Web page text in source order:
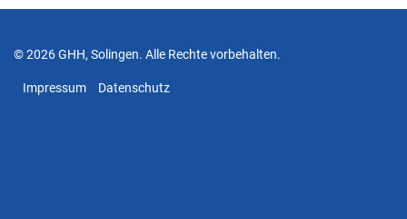
© 2026 GHH, Solingen. Alle Rechte vorbehalten.
Impressum Datenschutz